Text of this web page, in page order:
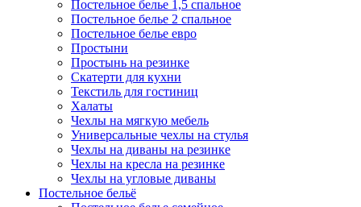
Постельное белье 1,5 спальное
Постельное белье 2 спальное
Постельное белье евро
Простыни
Простынь на резинке
Скатерти для кухни
Текстиль для гостиниц
Халаты
Чехлы на мягкую мебель
Универсальные чехлы на стулья
Чехлы на диваны на резинке
Чехлы на кресла на резинке
Чехлы на угловые диваны
Постельное бельё